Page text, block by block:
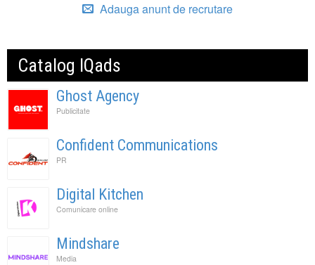
Adauga anunt de recrutare
Catalog IQads
Ghost Agency
Publicitate
Confident Communications
PR
Digital Kitchen
Comunicare online
Mindshare
Media